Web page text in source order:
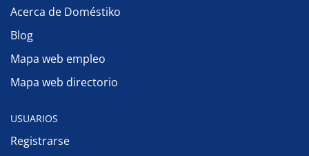
Acerca de Doméstiko
Blog
Mapa web empleo
Mapa web directorio
USUARIOS
Registrarse